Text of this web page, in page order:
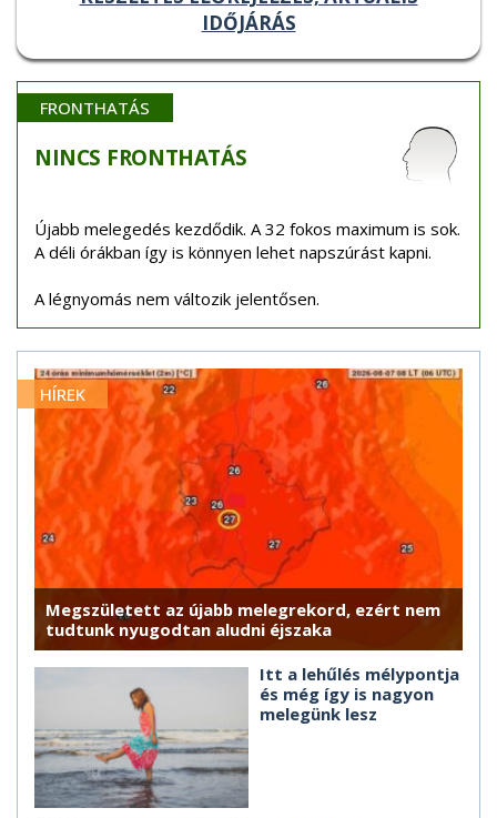
IDŐJÁRÁS
FRONTHATÁS
NINCS FRONTHATÁS
Újabb melegedés kezdődik. A 32 fokos maximum is sok.
A déli órákban így is könnyen lehet napszúrást kapni.
A légnyomás nem változik jelentősen.
HÍREK
Megszületett az újabb melegrekord, ezért nem
tudtunk nyugodtan aludni éjszaka
Itt a lehűlés mélypontja
és még így is nagyon
melegünk lesz